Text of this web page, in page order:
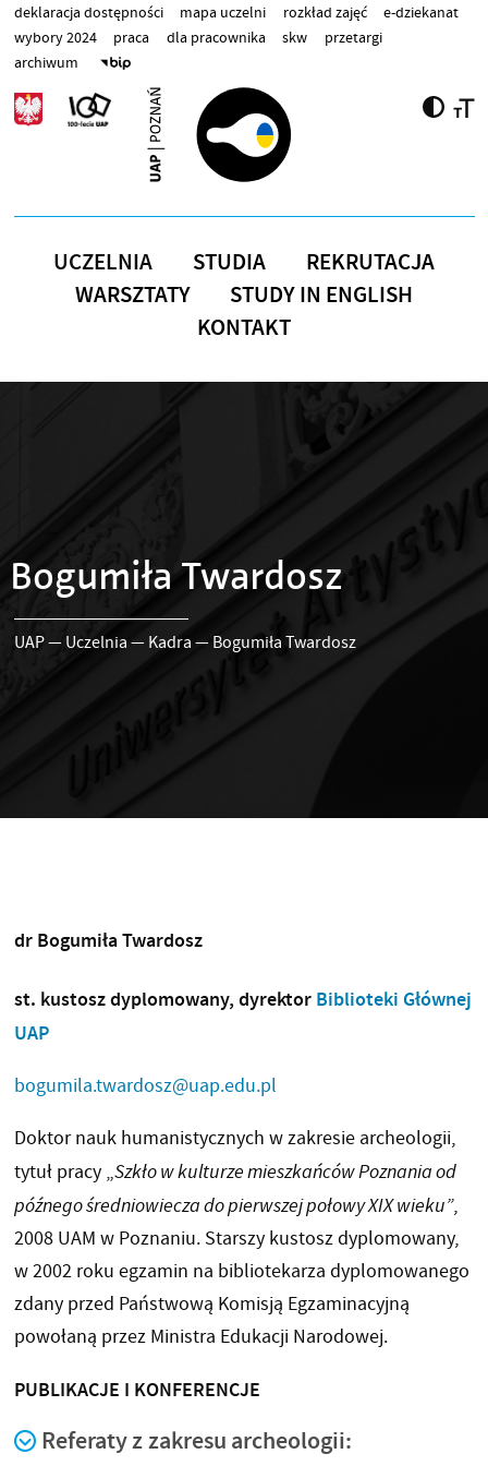
Przejdź do treści
deklaracja dostępności mapa uczelni rozkład zajęć
e-dziekanat
wybory 2024
praca dla pracownika skw
przetargi
archiwum
UCZELNIA STUDIA
REKRUTACJA
WARSZTATY
STUDY IN ENGLISH
KONTAKT
Bogumiła Twardosz
UAP— Uczelnia — Kadra — Bogumiła Twardosz
dr Bogumiła Twardosz
st. kustosz dyplomowany, dyrektor Biblioteki Głównej
UAP
bogumila.twardosz@uap.edu.pl
Doktor nauk humanistycznych w zakresie archeologii,
tytuł pracy „Szkło w kulturze mieszkańców Poznania od
późnego średniowiecza do pierwszej połowy XIX wieku”,
2008 UAM w Poznaniu. Starszy kustosz dyplomowany,
w 2002 roku egzamin na bibliotekarza dyplomowanego
zdany przed Państwową Komisją Egzaminacyjną
powołaną przez Ministra Edukacji Narodowej.
PUBLIKACJE I KONFERENCJE
Referaty z zakresu archeologii: